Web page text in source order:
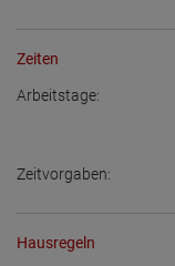
Zeiten
Arbeitstage:
Zeitvorgaben:
Hausregeln